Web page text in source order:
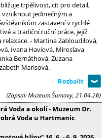
trpělivost, cit pro detail,
vzniknout jedinečným a
zastavení v rychlé
a tradiční ruční práce, jejíž
- Martina Zabloudilová,
Ivana Havlová, Miroslava
Bernáthová, Zuzana
Marisová.
(Zapsal: Muzeum Šumavy, 21.04.26)
Voda a okolí - Muzeum Dr.
Voda u Hartmanic